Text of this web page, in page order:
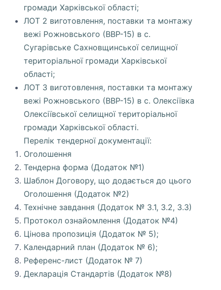
громади Харківської області;
ЛОТ 2 виготовлення, поставки та монтажу
вежі Рожновського (ВВР-15) в с.
Сугарівське Сахновщинської селищної
територіальної громади Харківської
області;
ЛОТ 3 виготовлення, поставки та монтажу
вежі Рожновського (ВВР-15) в с. Олексіївка
Олексіївської селищної територіальної
громади Харківської області.
Перелік тендерної документації:
Оголошення
Тендерна форма (Додаток №1)
Шаблон Договору, що додається до цього
Оголошення (Додаток №2)
Технічне завдання (Додаток № 3.1, 3.2, 3.3)
Протокол ознайомлення (Додаток №4)
Цінова пропозиція (Додаток № 5);
Календарний план (Додаток № 6);
Референс-лист (Додаток № 7)
Декларація Стандартів (Додаток №8)